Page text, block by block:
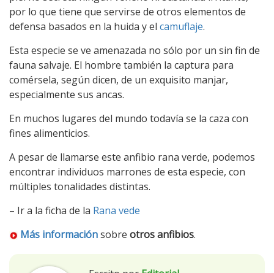
por lo que tiene que servirse de otros elementos de
defensa basados en la huida y el camuflaje.
Esta especie se ve amenazada no sólo por un sin fin de
fauna salvaje. El hombre también la captura para
comérsela, según dicen, de un exquisito manjar,
especialmente sus ancas.
En muchos lugares del mundo todavía se la caza con
fines alimenticios.
A pesar de llamarse este anfibio rana verde, podemos
encontrar individuos marrones de esta especie, con
múltiples tonalidades distintas.
– Ir a la ficha de la Rana vede
Más informaciónsobre otros anfibios.